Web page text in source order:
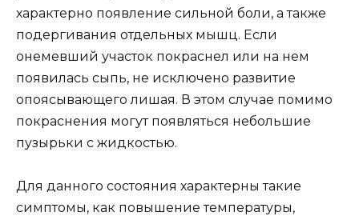
характерно появление сильной боли, а также
подергивания отдельных мышц. Если
онемевший участок покраснел или на нем
появилась сыпь, не исключено развитие
опоясывающего лишая. В этом случае помимо
покраснения могут появляться небольшие
пузырьки с жидкостью.
Для данного состояния характерны такие
симптомы, как повышение температуры,